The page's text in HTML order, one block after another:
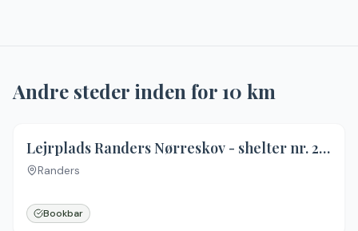
Andre steder inden for10 km
Lejrplads Randers Nørreskov - shelter nr. 2 (ikke bookbar)
Randers
Bookbar